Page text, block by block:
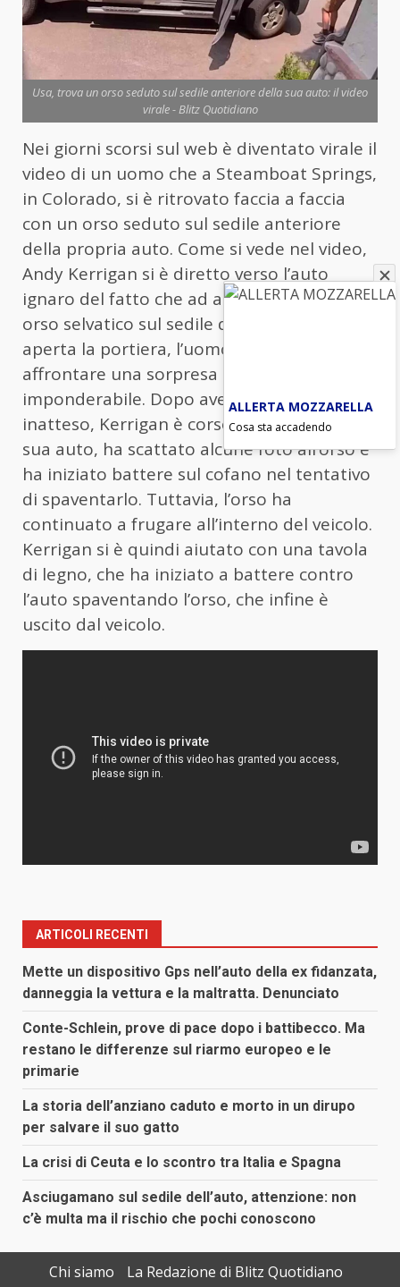
Usa, trova un orso seduto sul sedile anteriore della sua auto: il video
virale - Blitz Quotidiano
Nei giorni scorsi sul web è diventato virale il
video di un uomo che a Steamboat Springs,
in Colorado, si è ritrovato faccia a faccia
con un orso seduto sul sedile anteriore
della propria auto. Come si vede nel video,
Andy Kerrigan si è diretto verso l’auto
ignaro del fatto che ad aspettarlo c’era un
orso selvatico sul sedile di guida. Una volta
aperta la portiera, l’uomo ha dovuto
affrontare una sorpresa del tutto
imponderabile. Dopo aver scoperto l’ospite
inatteso, Kerrigan è corso via di fronte alla
sua auto, ha scattato alcune foto all’orso e
ha iniziato battere sul cofano nel tentativo
di spaventarlo. Tuttavia, l’orso ha
continuato a frugare all’interno del veicolo.
Kerrigan si è quindi aiutato con una tavola
di legno, che ha iniziato a battere contro
l’auto spaventando l’orso, che infine è
uscito dal veicolo.
ARTICOLI RECENTI
Mette un dispositivo Gps nell’auto della ex fidanzata,
danneggia la vettura e la maltratta. Denunciato
Conte-Schlein, prove di pace dopo i battibecco. Ma
restano le differenze sul riarmo europeo e le
primarie
La storia dell’anziano caduto e morto in un dirupo
per salvare il suo gatto
La crisi di Ceuta e lo scontro tra Italia e Spagna
Asciugamano sul sedile dell’auto, attenzione: non
c’è multa ma il rischio che pochi conoscono
Chi siamo
La Redazione di Blitz Quotidiano
ALLERTA MOZZARELLA
Cosa sta accadendo